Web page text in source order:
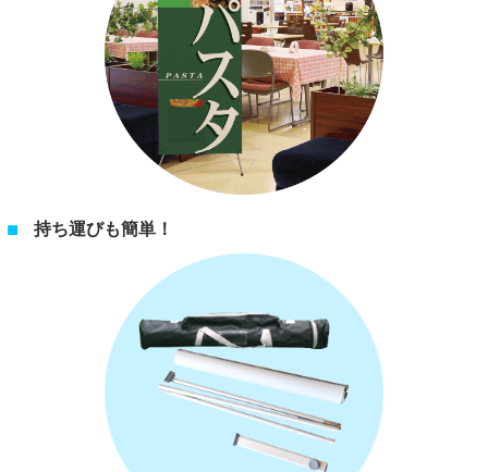
持ち運びも簡単！